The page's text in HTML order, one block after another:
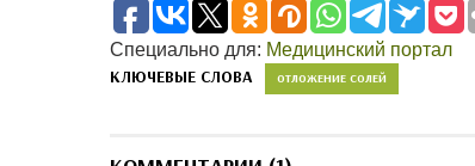
Специально для: Медицинский портал
КЛЮЧЕВЫЕ СЛОВА ОТЛОЖЕНИЕ СОЛЕЙ